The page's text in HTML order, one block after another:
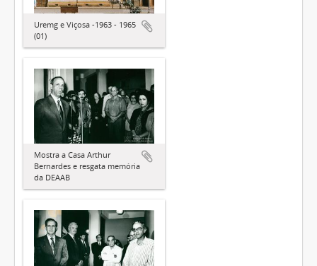
Uremg e Viçosa -1963 - 1965
(01)
Mostra a Casa Arthur
Bernardes e resgata memória
da DEAAB